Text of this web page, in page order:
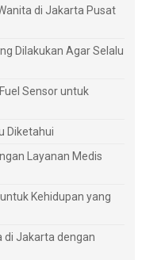
di Jakarta Pusat
Dilakukan Agar Selalu
Sensor untuk
Diketahui
Layanan Medis
Kehidupan yang
di Jakarta dengan